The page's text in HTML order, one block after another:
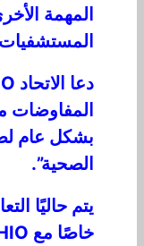
المهمة
المفاوضات
بشكل عام
الصحية”.
يتم حاليًا